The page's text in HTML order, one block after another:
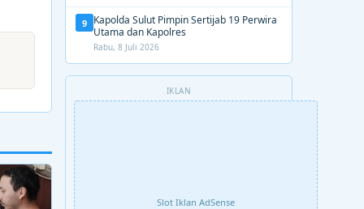
9 Kapolda Sulut Pimpin Sertijab 19 Perwira
Utama dan Kapolres
Rabu, 8 Juli 2026
IKLAN
Slot Iklan AdSense